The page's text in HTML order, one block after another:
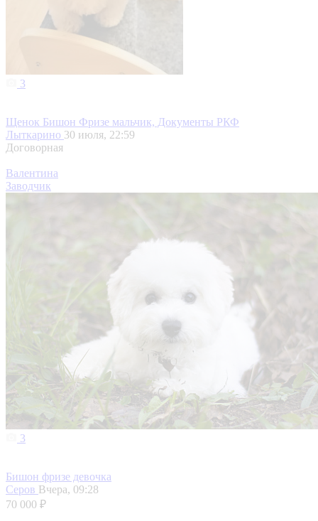
3
Щенок Бишон Фризе мальчик, Документы РКФ
Лыткарино 30 июля, 22:59
Договорная
Валентина
Заводчик
3
Бишон фризе девочка
Серов Вчера, 09:28
70 000 ₽